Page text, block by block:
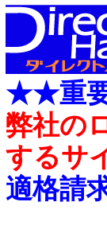
★★重
弊社の
するサ
適格請